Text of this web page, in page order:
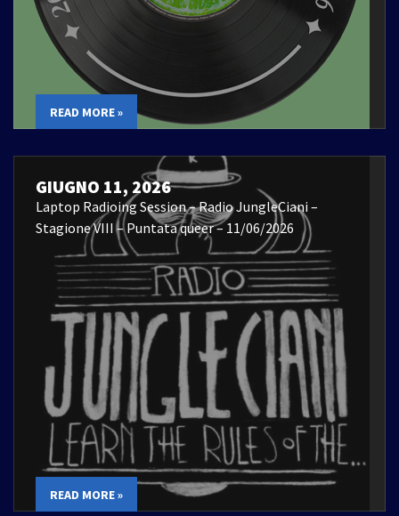
READ MORE »
GIUGNO 11, 2026
Laptop Radioing Session – Radio JungleCiani –
Stagione VIII – Puntata queer – 11/06/2026
READ MORE »